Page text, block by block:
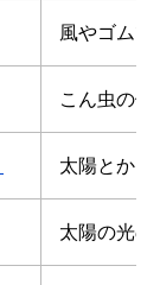
風やゴム
こん虫の
太陽とか
太陽の光